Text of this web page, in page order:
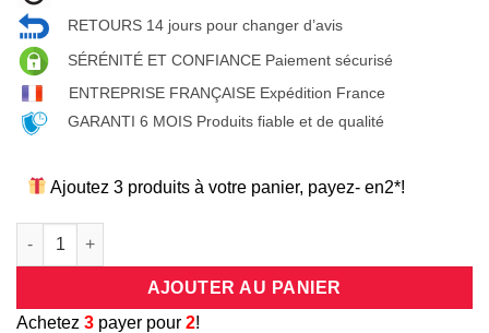
RETOURS 14 jours pour changer d’avis
SÉRÉNITÉ ET CONFIANCE Paiement sécurisé
ENTREPRISE FRANÇAISE Expédition France
GARANTI 6 MOIS Produits fiable et de qualité
Ajoutez 3 produits à votre panier, payez- en2*!
quantité de Coque universelle antichocs silicone/cuir beige
AJOUTER AU PANIER
Achetez 3 payer pour 2!